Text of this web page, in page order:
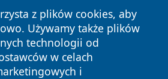
z plików cookies, aby
Używamy także plików
technologii od
w celach
i